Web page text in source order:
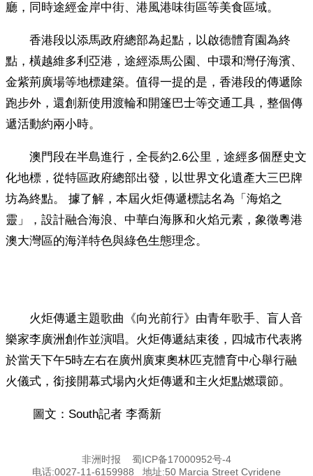
廳，同時途經金岸中街、港風港味街區等美食區域。
香港段以添馬政府總部為起點，以啟德體育園為終
點，橫越維多利亞港，途經添馬公園、中環和灣仔海濱、
金紫荊廣場等地標建築。值得一提的是，香港段的傳遞除
跑步外，還創新使用渡輪和開篷巴士等交通工具，整個傳
遞活動約兩小時。
澳門段在半島進行，全長約2.6公里，途經多個歷史文
化地標，從特區政府總部出發，以世界文化遺產大三巴牌
坊為終點。 據了解，本屆火炬傳遞標誌名為「海焰之
靈」，設計融合海浪、中華白海豚和火焰元素，象徵粵港
澳大灣區的海洋特色與綠色生態理念。
火炬傳遞主題歌曲《向光前行》由青年歌手、盲人音
樂家李廣洲創作並演唱。火炬傳遞結束後，四城市代表將
於當天下午5時左右在廣州廣東奧林匹克體育中心舉行融
火儀式，銜接開幕式場內火炬傳遞和主火炬點燃環節。
圖文：South記者 李喬新
非洲时报 蜀ICP备17000952号-4
电话:0027-11-6159988 地址:50 Marcia Street Cyridene